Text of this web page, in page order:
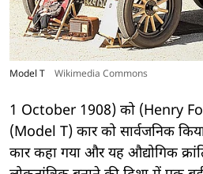
Model T Wikimedia Commons
1 October 1908) को (Henry
(Model T) कार को सार्वजनिक
कार कहा गया और यह औद्योगिक